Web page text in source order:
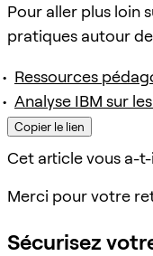
Pour aller plus loin
pratiques autour
Ressources
Analyse IBM sur
Copier le lien
Cet article vous a-
Merci pour votre
Sécurisez